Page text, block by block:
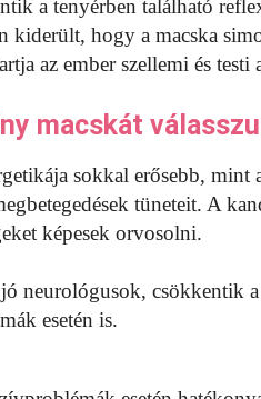
a tenyérben található
kiderült, hogy a macska
az ember szellemi és testi
macskát
sokkal erősebb,
tüneteit. A
képesek orvosolni.
neurológusok, csökkentik a
esetén is.